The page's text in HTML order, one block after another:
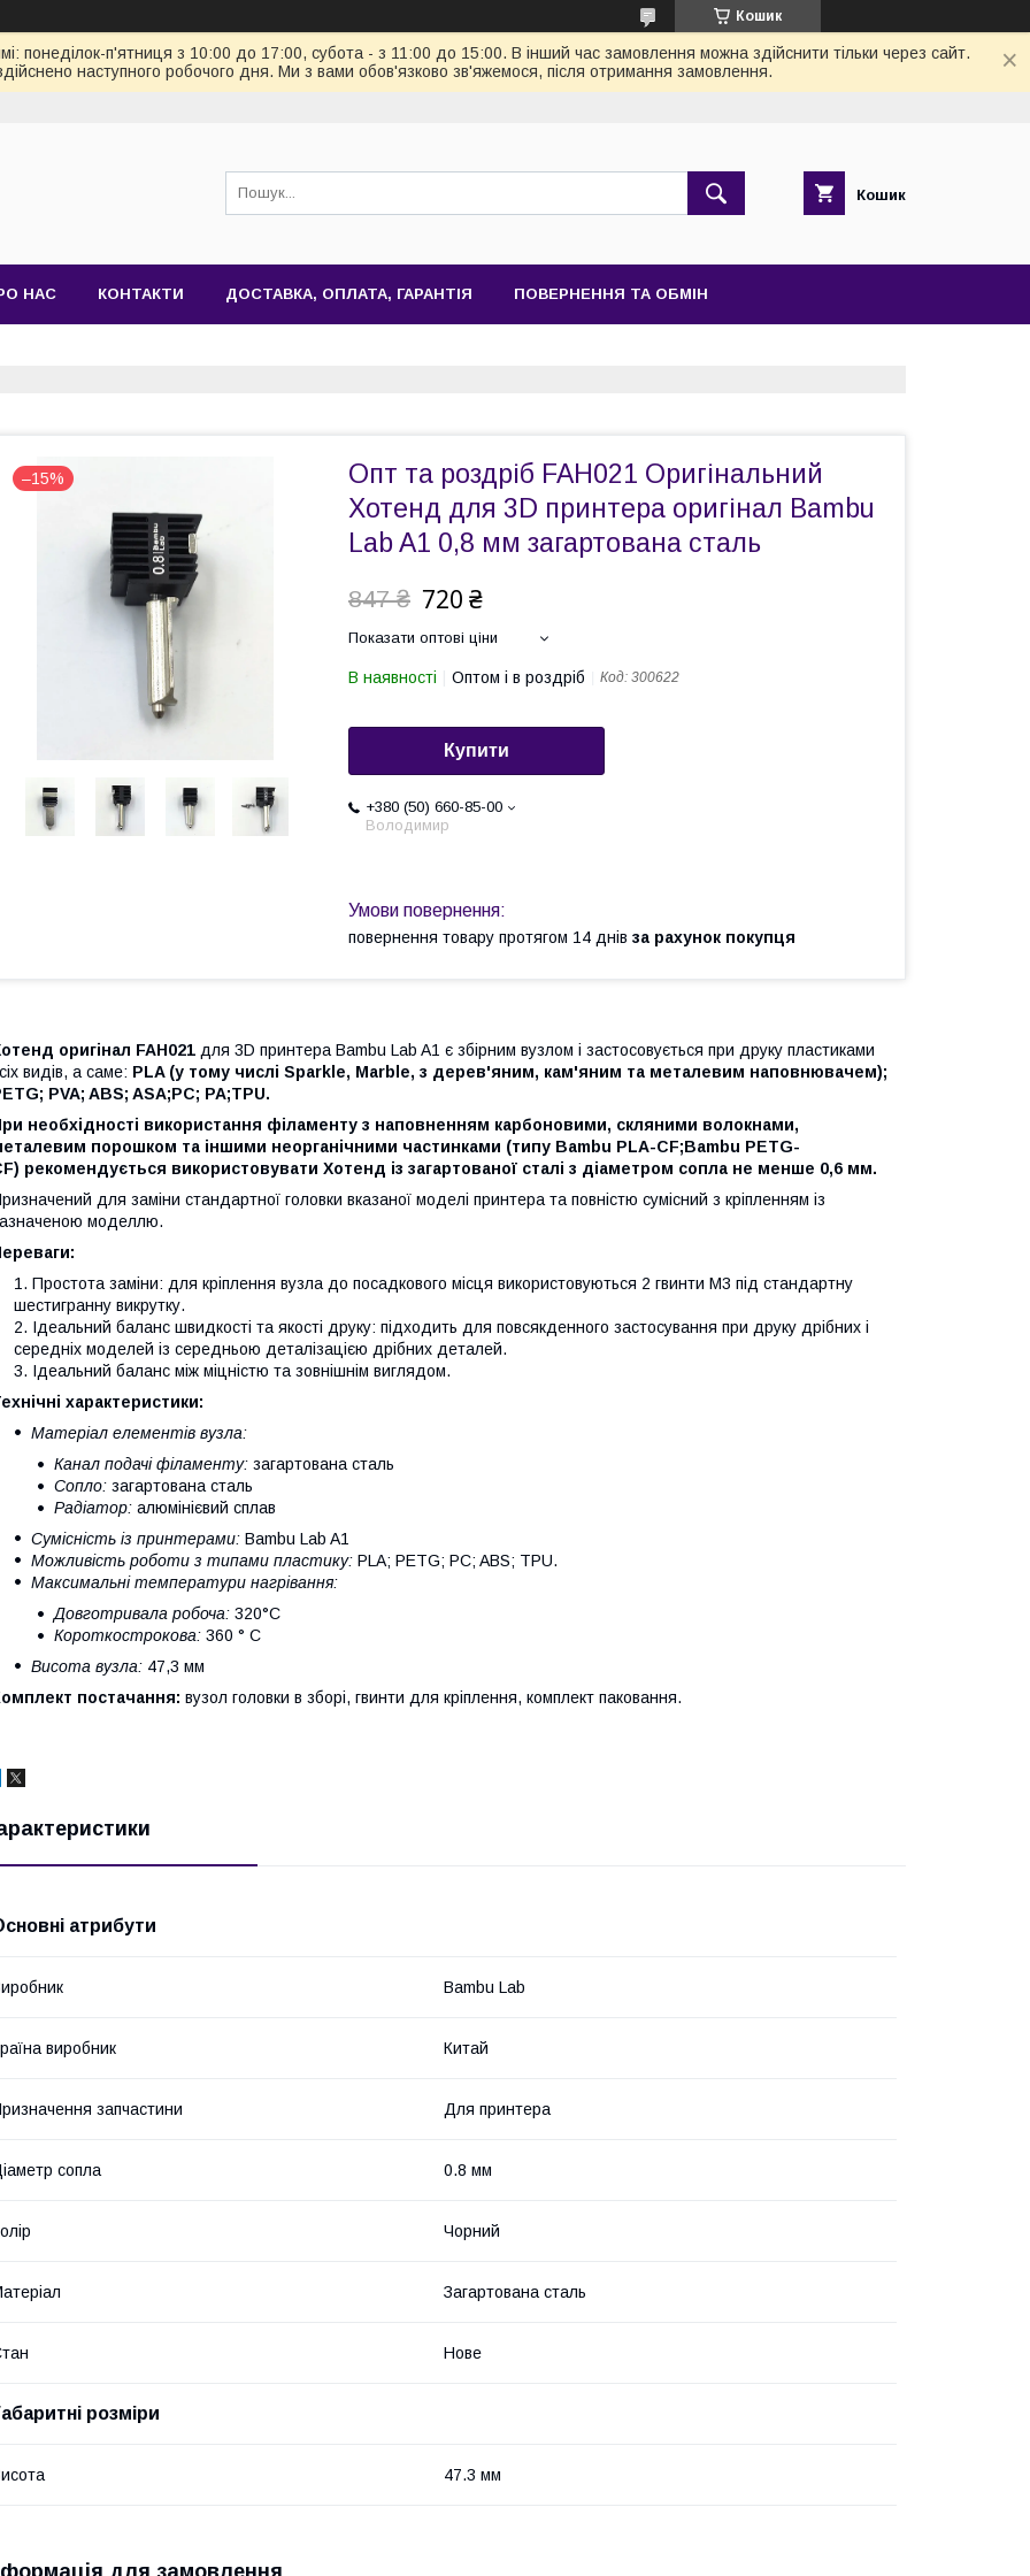
Кошик
понеділок-п'ятниця з 10:00 до 17:00, субота - з 11:00 до 15:00. В інший час замовлення можна здійснити тільки через сайт.
наступного робочого дня. Ми з вами обов'язково зв'яжемося, після отримання замовлення.
Кошик
НАС КОНТАКТИ ДОСТАВКА, ОПЛАТА, ГАРАНТІЯ ПОВЕРНЕННЯ ТА ОБМІН
–15%
Опт та роздріб FAH021 Оригінальний
Хотенд для 3D принтера оригінал Bambu
Lab A1 0,8 мм загартована сталь
847 ₴ 720 ₴
Показати оптові ціни
В наявності Оптом і в роздріб Код: 300622
Купити
+380 (50) 660-85-00
Володимир
повернення товару протягом 14 днів за рахунок покупця
оригінал FAH021 для 3D принтера Bambu Lab A1 є збірним вузлом і застосовується при друку пластиками
видів, а саме: PLA (у тому числі Sparkle, Marble, з дерев'яним, кам'яним та металевим наповнювачем);
PVA; ABS; ASA;PC; PA;TPU.
необхідності використання філаменту з наповненням карбоновими, скляними волокнами,
порошком та іншими неорганічними частинками (типу Bambu PLA-CF;Bambu PETG-
рекомендується використовувати Хотенд із загартованої сталі з діаметром сопла не менше 0,6 мм.
для заміни стандартної головки вказаної моделі принтера та повністю сумісний з кріпленням із
моделлю.
Простота заміни: для кріплення вузла до посадкового місця використовуються 2 гвинти М3 під стандартну
шестигранну викрутку.
Ідеальний баланс швидкості та якості друку: підходить для повсякденного застосування при друку дрібних і
середніх моделей із середньою деталізацією дрібних деталей.
Ідеальний баланс між міцністю та зовнішнім виглядом.
характеристики:
Матеріал елементів вузла:
Канал подачі філаменту: загартована сталь
Сопло: загартована сталь
Радіатор: алюмінієвий сплав
Сумісність із принтерами: Bambu Lab A1
Можливість роботи з типами пластику: PLA; PETG; PC; ABS; TPU.
Максимальні температури нагрівання:
Довготривала робоча: 320°С
Короткострокова: 360 ° С
Висота вузла: 47,3 мм
постачання: вузол головки в зборі, гвинти для кріплення, комплект паковання.
атрибути
Bambu Lab
виробник Китай
запчастини Для принтера
сопла 0.8 мм
Чорний
Загартована сталь
Нове
розміри
47.3 мм
для замовлення